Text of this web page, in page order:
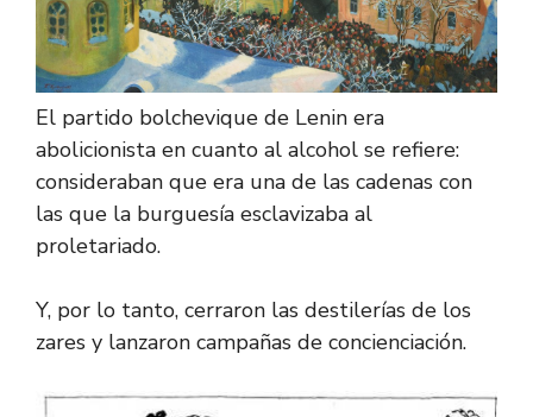
El partido bolchevique de Lenin era
abolicionista en cuanto al alcohol se refiere:
consideraban que era una de las cadenas con
las que la burguesía esclavizaba al
proletariado.
Y, por lo tanto, cerraron las destilerías de los
zares y lanzaron campañas de concienciación.